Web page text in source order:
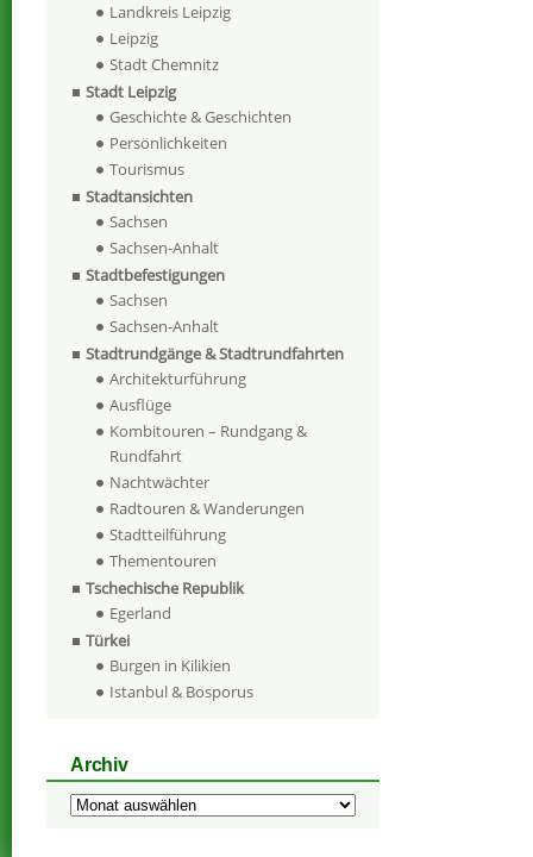
Landkreis Leipzig
Leipzig
Stadt Chemnitz
Stadt Leipzig
Geschichte & Geschichten
Persönlichkeiten
Tourismus
Stadtansichten
Sachsen
Sachsen-Anhalt
Stadtbefestigungen
Sachsen
Sachsen-Anhalt
Stadtrundgänge & Stadtrundfahrten
Architekturführung
Ausflüge
Kombitouren – Rundgang &
Rundfahrt
Nachtwächter
Radtouren & Wanderungen
Stadtteilführung
Thementouren
Tschechische Republik
Egerland
Türkei
Burgen in Kilikien
Istanbul & Bosporus
Archiv
Archiv